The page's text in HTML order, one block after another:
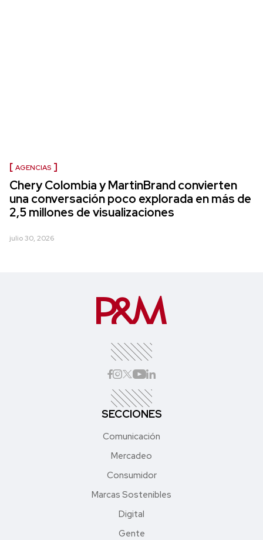
AGENCIAS
Chery Colombia y MartinBrand convierten
una conversación poco explorada en más de
2,5 millones de visualizaciones
julio 30, 2026
SECCIONES
Comunicación
Mercadeo
Consumidor
Marcas Sostenibles
Digital
Gente